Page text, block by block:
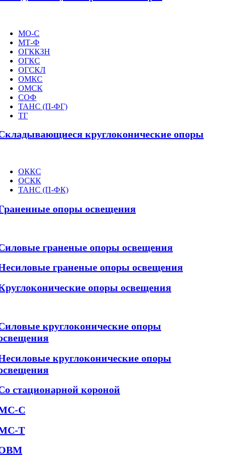
МО-С
МТ-Ф
ОГККЗН
ОГКС
ОГСКЛ
ОМКС
ОМСК
СОФ
ТАНС (П-ФГ)
ТГ
круглоконические опоры
ОККС
ОСКК
ТАНС (П-ФК)
опоры освещения
граненые опоры освещения
граненые опоры освещения
опоры освещения
круглоконические опоры
круглоконические опоры
стационарной короной
С
Т